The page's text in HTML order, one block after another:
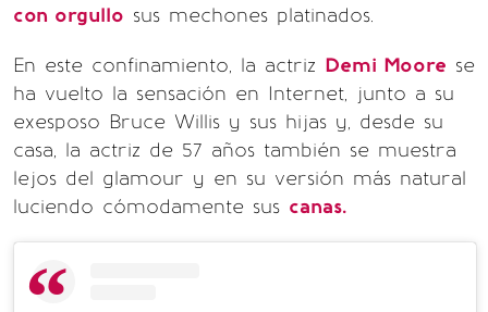
con orgullo sus mechones platinados.
En este confinamiento, la actriz Demi Moore se
ha vuelto la sensación en Internet, junto a su
exesposo Bruce Willis y sus hijas y, desde su
casa, la actriz de 57 años también se muestra
lejos del glamour y en su versión más natural
luciendo cómodamente sus canas.